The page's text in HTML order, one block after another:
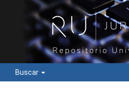
Buscar